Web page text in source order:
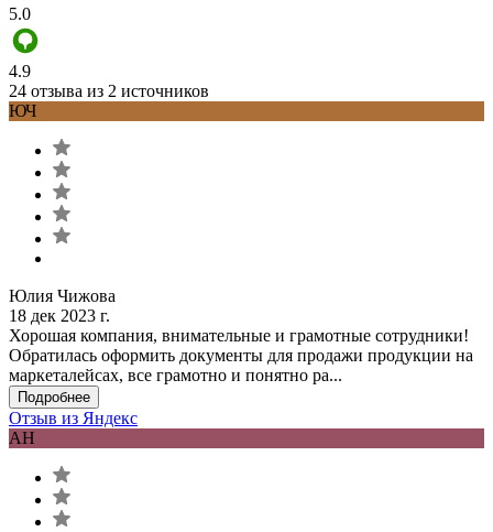
5.0
4.9
24 отзыва из 2 источников
ЮЧ
Юлия Чижова
18 дек 2023 г.
Хорошая компания, внимательные и грамотные сотрудники!
Обратилась оформить документы для продажи продукции на
маркеталейсах, все грамотно и понятно ра...
Подробнее
Отзыв из Яндекс
АН